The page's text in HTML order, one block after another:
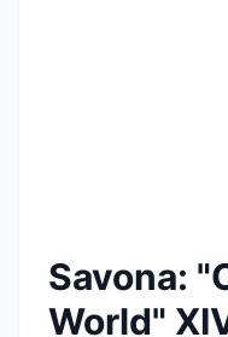
Savona:
World"